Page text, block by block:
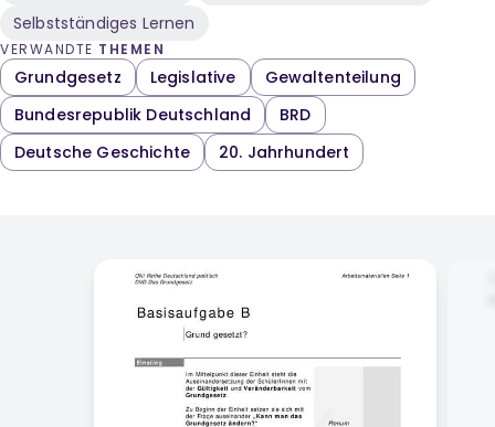
Selbstständiges Lernen
VERWANDTE THEMEN
Grundgesetz Legislative
Gewaltenteilung
Bundesrepublik Deutschland
BRD
Deutsche Geschichte
20. Jahrhundert